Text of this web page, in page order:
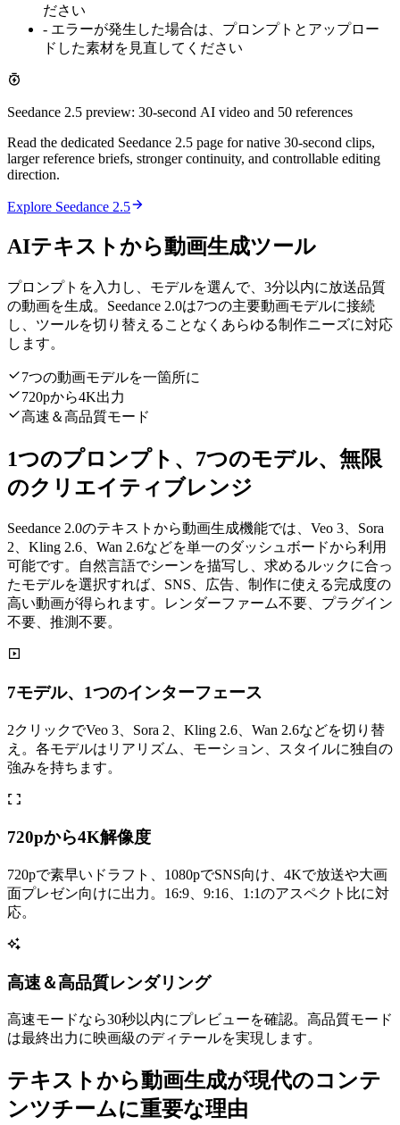
ださい
- エラーが発生した場合は、プロンプトとアップロー
ドした素材を見直してください
Seedance 2.5 preview: 30-second AI video and 50 references
Read the dedicated Seedance 2.5 page for native 30-second clips,
larger reference briefs, stronger continuity, and controllable editing
direction.
Explore Seedance 2.5
AIテキストから動画生成ツール
プロンプトを入力し、モデルを選んで、3分以内に放送品質
の動画を生成。Seedance 2.0は7つの主要動画モデルに接続
し、ツールを切り替えることなくあらゆる制作ニーズに対応
します。
7つの動画モデルを一箇所に
720pから4K出力
高速＆高品質モード
1つのプロンプト、7つのモデル、無限
のクリエイティブレンジ
Seedance 2.0のテキストから動画生成機能では、Veo 3、Sora
2、Kling 2.6、Wan 2.6などを単一のダッシュボードから利用
可能です。自然言語でシーンを描写し、求めるルックに合っ
たモデルを選択すれば、SNS、広告、制作に使える完成度の
高い動画が得られます。レンダーファーム不要、プラグイン
不要、推測不要。
7モデル、1つのインターフェース
2クリックでVeo 3、Sora 2、Kling 2.6、Wan 2.6などを切り替
え。各モデルはリアリズム、モーション、スタイルに独自の
強みを持ちます。
720pから4K解像度
720pで素早いドラフト、1080pでSNS向け、4Kで放送や大画
面プレゼン向けに出力。16:9、9:16、1:1のアスペクト比に対
応。
高速＆高品質レンダリング
高速モードなら30秒以内にプレビューを確認。高品質モード
は最終出力に映画級のディテールを実現します。
テキストから動画生成が現代のコンテ
ンツチームに重要な理由